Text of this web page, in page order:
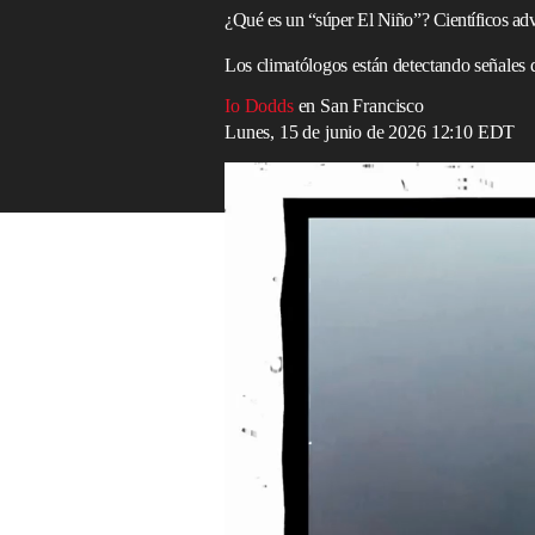
¿Qué es un “súper El Niño”? Científicos
Los climatólogos están detectando
Io Dodds en San Francisco
Lunes, 15 de junio de 2026 12:10 EDT
¿Cómo afecta El Niño a nuestro clima? |
Read in English
El sistema interconectado y en constante
mundial determina el
que
Este año, sin embargo, los científicos
los fenómenos climáticos más conocidos
patrones.
El científico climático Daniel Swain
“Uf. Todo apunta cada vez más a un